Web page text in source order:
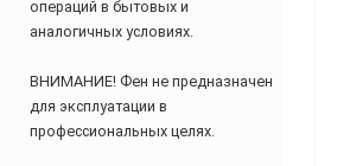
операций в бытовых и
аналогичных условиях.
ВНИМАНИЕ! Фен не предназначен
для эксплуатации в
профессиональных целях.